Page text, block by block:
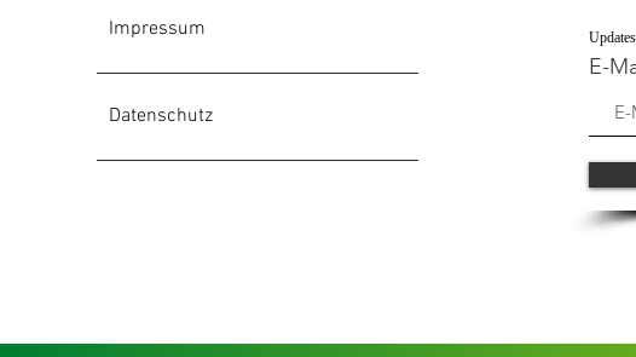
Impressum
Datenschutz
E-